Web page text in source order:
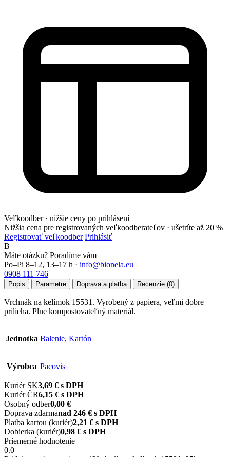
Veľkoodber · nižšie ceny po prihlásení
Nižšia cena pre registrovaných veľkoodberateľov · ušetríte až 20 %
Registrovať veľkoodber Prihlásiť
B
Máte otázku? Poradíme vám
Po–Pi 8–12, 13–17 h · info@bionela.eu
0908 111 746
Popis Parametre Doprava a platba Recenzie (0)
Vrchnák na kelímok 15531. Vyrobený z papiera, veľmi dobre
prilieha. Plne kompostovateľný materiál.
Jednotka Balenie, Kartón
Výrobca Pacovis
Kuriér SK3,69 € s DPH
Kuriér ČR6,15 € s DPH
Osobný odber0,00 €
Doprava zdarmanad 246 € s DPH
Platba kartou (kuriér)2,21 € s DPH
Dobierka (kuriér)0,98 € s DPH
Priemerné hodnotenie
0.0